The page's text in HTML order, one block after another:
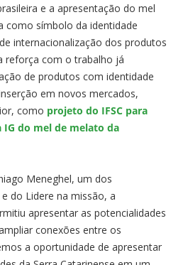
e a apresentação do mel
como símbolo da identidade
internacionalização dos produtos
reforça com o trabalho já
de produtos com identidade
em novos mercados,
como projeto do IFSC para
do mel de melato da
Meneghel, um dos
do Lidere na missão, a
apresentar as potencialidades
conexões entre os
a oportunidade de apresentar